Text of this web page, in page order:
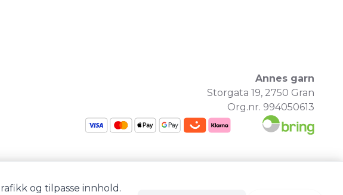
Annes garn
Storgata 19, 2750 Gran
Org.nr. 994050613
og tilpasse innhold.